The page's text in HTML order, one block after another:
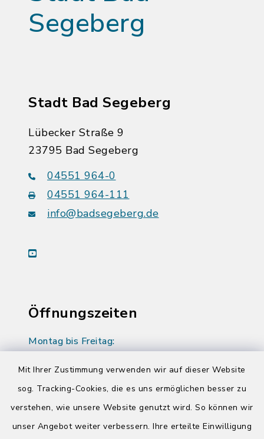
Mit Ihrer Zustimmung verwenden wir auf dieser Website
sog. Tracking-Cookies, die es uns ermöglichen besser zu
verstehen, wie unsere Website genutzt wird. So können wir
unser Angebot weiter verbessern. Ihre erteilte Einwilligung
Segeberg
Stadt Bad Segeberg
Lübecker Straße 9
23795 Bad Segeberg
04551 964-0
04551 964-111
info@badsegeberg.de
youtube
Öffnungszeiten
Montag bis Freitag:
Donnerstag zusätzlich:
14:00-17:00 Uhr